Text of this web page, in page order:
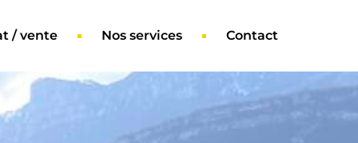
/ vente Nos services Contact